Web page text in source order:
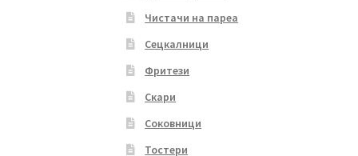
Чистачи на пареа
Сецкалници
Фритези
Скари
Соковници
Тостери